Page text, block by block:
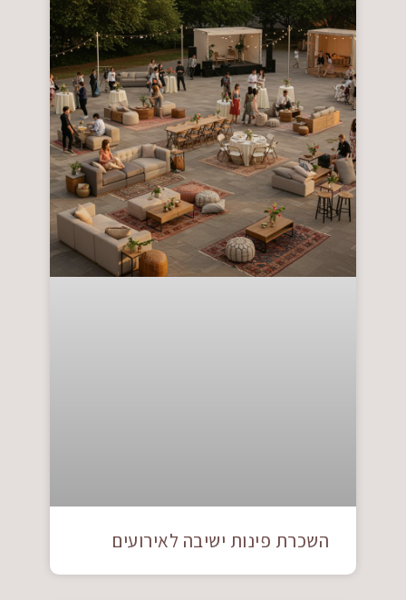
השכרת פינות ישיבה לאירועים